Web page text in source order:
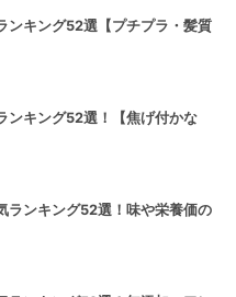
ンキング52選【プチプラ・髪質
ンキング52選！【焦げ付かな
ランキング52選！味や栄養価の